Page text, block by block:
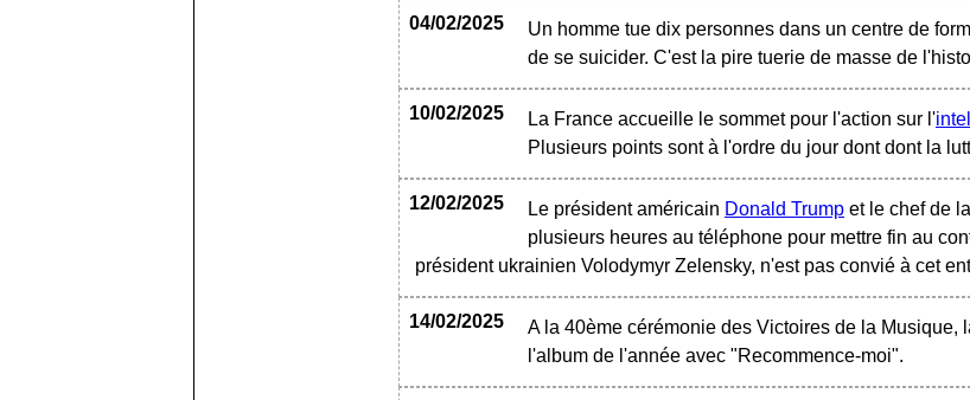
04/02/2025
Un homme tue dix personnes dans un centre de
de se suicider. C'est la pire tuerie de masse de
10/02/2025 La France accueille le sommet pour l'action sur l'
Plusieurs points sont à l'ordre du jour dont dont la
12/02/2025 Le président américain Donald Trump et le chef de
plusieurs heures au téléphone pour mettre fin au
président ukrainien Volodymyr Zelensky, n'est pas convié à cet
14/02/2025 A la 40ème cérémonie des Victoires de la Musique,
l'album de l'année avec "Recommence-moi".